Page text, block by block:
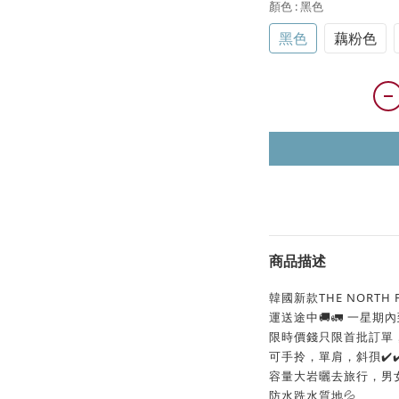
顏色 : 黑色
黑色 藕粉色
商品描述
韓國新款THE NORTH
運送途中🚚🚛 一星期
限時價錢只限首批訂單
可手拎，單肩，斜孭
容量大岩曬去旅行，男
防水跣水質地💦